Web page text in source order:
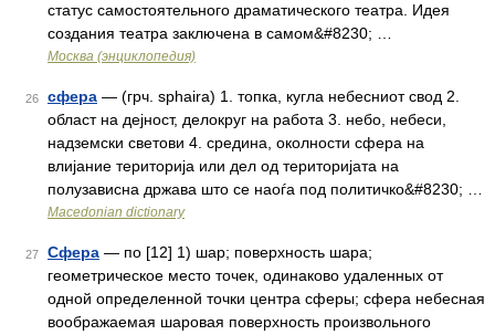
статус самостоятельного драматического театра. Идея
создания театра заключена в самом&#8230; …
Москва (энциклопедия)
26 сфера — (грч. sphaira) 1. топка, кугла небесниот свод 2.
област на дејност, делокруг на работа 3. небо, небеси,
надземски светови 4. средина, околности сфера на
влијание територија или дел од територијата на
полузависна држава што се наоѓа под политичко&#8230; …
Macedonian dictionary
27 Сфера — по [12] 1) шар; поверхность шара;
геометрическое место точек, одинаково удаленных от
одной определенной точки центра сферы; сфера небесная
воображаемая шаровая поверхность произвольного